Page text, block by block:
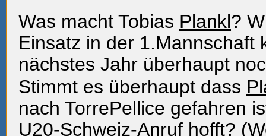
Was macht Tobias Plankl?
Einsatz in der 1.Mannschaft
nächstes Jahr überhaupt
Stimmt es überhaupt dass
nach TorrePellice gefahren
U20-Schweiz-Anruf hofft?